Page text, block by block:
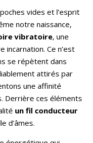
vides et l’esprit
notre naissance,
vibratoire, une
incarnation. Ce n’est
se répètent dans
attirés par
une affinité
Derrière ces éléments
un fil conducteur
d’âmes.